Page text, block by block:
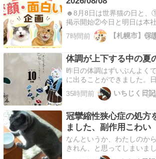
日は…
☻8月8日は世界猫の日と、
掲示開始②今日と明日は本
アンテナに会いに来てねイ
ご来店、お待ちしておりま
✳︎✳︎✳︎✳︎✳︎✳︎✳︎✳︎✳…
7時間前 【札幌市】保護猫シェ
体調が上下する中の夏
昨日の体調はずいぶんよく
に出ることができました。
ています。 暑いです。 最
かなりかわいい住吉大社の
ってないなあはったつさん
ろを思い出しま…
35時間前 いちじく日記
冠攣縮性狭心症の処方
ました、副作用こわい
なんというか、わたしのか
きれん、と思ってしまいま
どうも調子が悪く、脈拍も